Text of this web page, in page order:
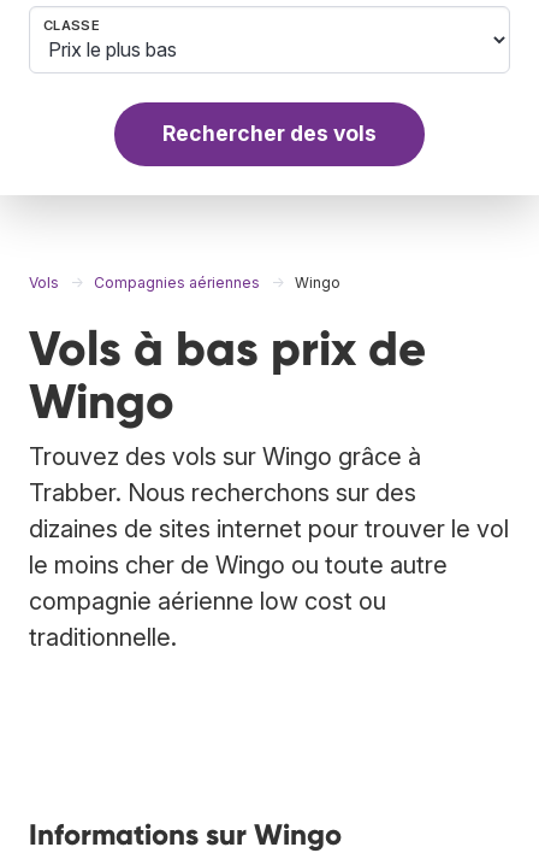
CLASSE
Rechercher des vols
Vols Compagnies aériennes Wingo
Vols à bas prix de
Wingo
Trouvez des vols sur Wingo grâce à
Trabber. Nous recherchons sur des
dizaines de sites internet pour trouver le vol
le moins cher de Wingo ou toute autre
compagnie aérienne low cost ou
traditionnelle.
Informations sur Wingo